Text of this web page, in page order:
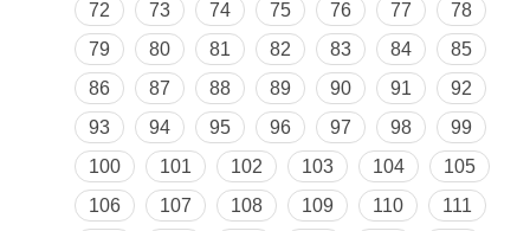
72
73 74 75 76 77
78
79
80 81 82 83 84
85
86
87 88 89 90 91
92
93
94 95 96 97 98
99
100
101 102 103 104
105
106
107 108 109 110
111